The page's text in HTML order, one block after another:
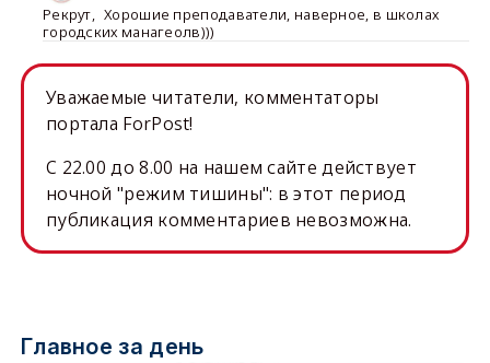
Рекрут, Хорошие преподаватели, наверное, в школах
городских манагеолв)))
Уважаемые читатели, комментаторы
портала ForPost!
C 22.00 до 8.00 на нашем сайте действует
ночной "режим тишины": в этот период
публикация комментариев невозможна.
Главное за день